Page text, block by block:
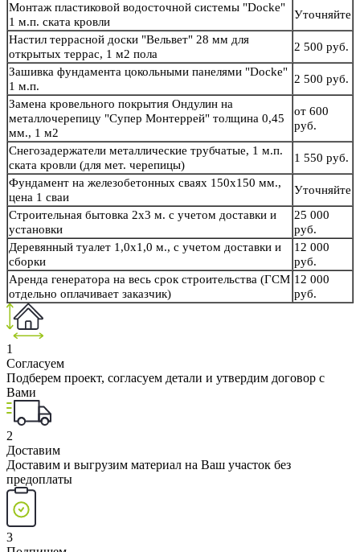
Монтаж пластиковой водосточной системы "Docke"
1 м.п. ската кровли
Уточняйте
Настил террасной доски "Вельвет" 28 мм для
открытых террас, 1 м2 пола
2 500 руб.
Зашивка фундамента цокольными панелями "Docke"
1 м.п.
2 500 руб.
Замена кровельного покрытия Ондулин на
металлочерепицу "Супер Монтеррей" толщина 0,45
мм., 1 м2
от 600
руб.
Снегозадержатели металлические трубчатые, 1 м.п.
ската кровли (для мет. черепицы)
1 550 руб.
Фундамент на железобетонных сваях 150х150 мм.,
цена 1 сваи
Уточняйте
Строительная бытовка 2х3 м. с учетом доставки и
установки
25 000
руб.
Деревянный туалет 1,0х1,0 м., с учетом доставки и
сборки
12 000
руб.
Аренда генератора на весь срок строительства (ГСМ
отдельно оплачивает заказчик)
12 000
руб.
1
Согласуем
Подберем проект, согласуем детали и утвердим договор с
Вами
2
Доставим
Доставим и выгрузим материал на Ваш участок без
предоплаты
3